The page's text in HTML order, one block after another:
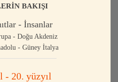
BAKIŞI
- İnsanlar
- Doğu Akdeniz
- Güney İtalya
- 20. yüzyıl